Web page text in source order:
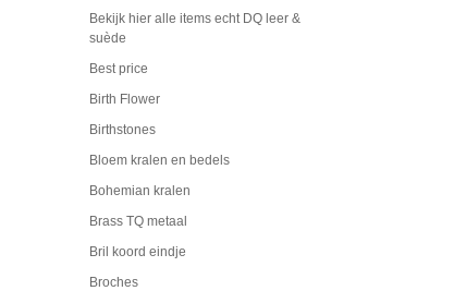
Bekijk hier alle items echt DQ leer &
suède
Best price
Birth Flower
Birthstones
Bloem kralen en bedels
Bohemian kralen
Brass TQ metaal
Bril koord eindje
Broches